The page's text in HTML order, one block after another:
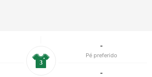
-
Pé preferido
-
3